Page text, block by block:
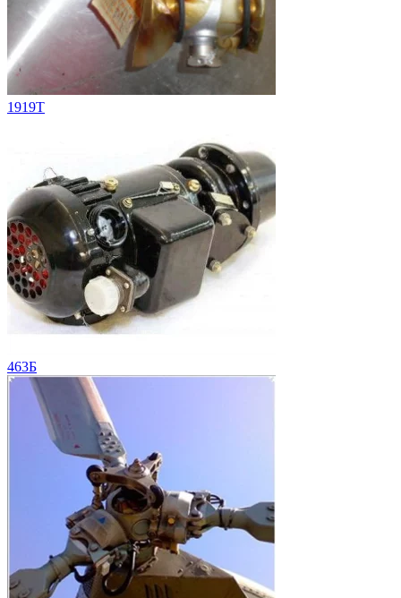
1919T
463Б